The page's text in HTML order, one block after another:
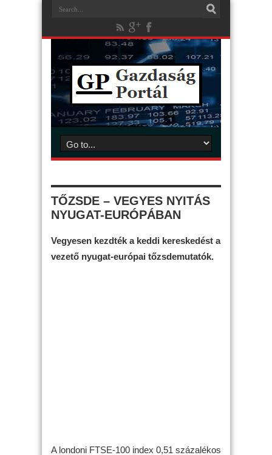
TŐZSDE – VEGYES NYITÁS
NYUGAT-EURÓPÁBAN
Vegyesen kezdték a keddi kereskedést a
vezető nyugat-európai tőzsdemutatók.
A londoni FTSE-100 index 0,51 százalékos